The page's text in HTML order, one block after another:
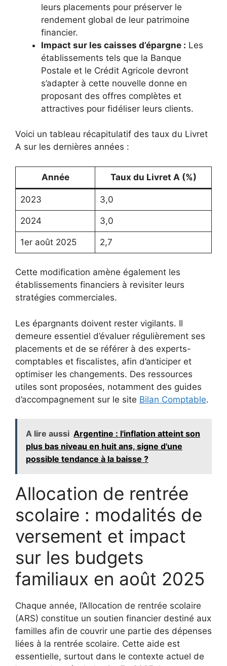
leurs placements pour préserver le
rendement global de leur patrimoine
financier.
Impact sur les caisses d’épargne : Les
établissements tels que la Banque
Postale et le Crédit Agricole devront
s’adapter à cette nouvelle donne en
proposant des offres complètes et
attractives pour fidéliser leurs clients.
Voici un tableau récapitulatif des taux du Livret
A sur les dernières années :
Année Taux du Livret A (%)
2023 3,0
2024 3,0
1er août 2025 2,7
Cette modification amène également les
établissements financiers à revisiter leurs
stratégies commerciales.
Les épargnants doivent rester vigilants. Il
demeure essentiel d’évaluer régulièrement ses
placements et de se référer à des experts-
comptables et fiscalistes, afin d’anticiper et
optimiser les changements. Des ressources
utiles sont proposées, notamment des guides
d’accompagnement sur le site Bilan Comptable.
A lire aussi Argentine : l'inflation atteint son
plus bas niveau en huit ans, signe d'une
possible tendance à la baisse ?
Allocation de rentrée
scolaire : modalités de
versement et impact
sur les budgets
familiaux en août 2025
Chaque année, l’Allocation de rentrée scolaire
(ARS) constitue un soutien financier destiné aux
familles afin de couvrir une partie des dépenses
liées à la rentrée scolaire. Cette aide est
essentielle, surtout dans le contexte actuel de